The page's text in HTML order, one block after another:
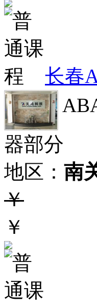
长春
器部分
地区： 南
￥
￥